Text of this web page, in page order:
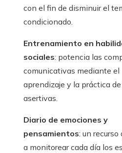
con el fin de disminuir el
condicionado.
Entrenamiento en
sociales: potencia las
comunicativas mediante el
aprendizaje y la práctica
asertivas.
Diario de emociones y
pensamientos: un recurso
a monitorear cada día los